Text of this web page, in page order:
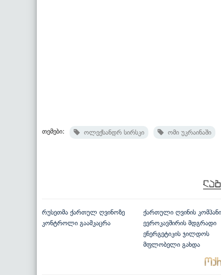
თემები: ოლექსანდრ სირსკი ომი უკრაინაში
რუსეთმა ქართულ ღვინოზე
კონტროლი გაამკაცრა
ქართული ღვინის
ევროკავშირის მდგრადი
ენერგეტიკის ჯილდოს
მფლობელი გახდა